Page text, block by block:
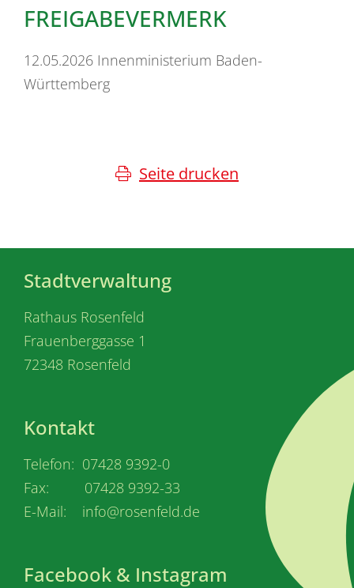
FREIGABEVERMERK
12.05.2026 Innenministerium Baden-
Württemberg
Seite drucken
Stadtverwaltung
Rathaus Rosenfeld
Frauenberggasse 1
72348 Rosenfeld
Kontakt
Telefon: 07428 9392-0
Fax: 07428 9392-33
E-Mail: info@rosenfeld.de
Facebook & Instagram